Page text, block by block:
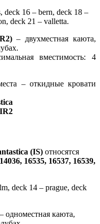
deck 16 – bern, deck 18 –
deck 21 – valletta.
– двухместная каюта,
вместимость: 4
– откидные кровати
(IS) относятся
16535, 16537, 16539,
deck 14 – prague, deck
– одноместная каюта,